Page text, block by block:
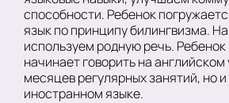
способности. Ребенок
язык по принципу билингвизма.
используем родную речь. Ребенок
начинает говорить на
месяцев регулярных занятий, но
иностранном языке.